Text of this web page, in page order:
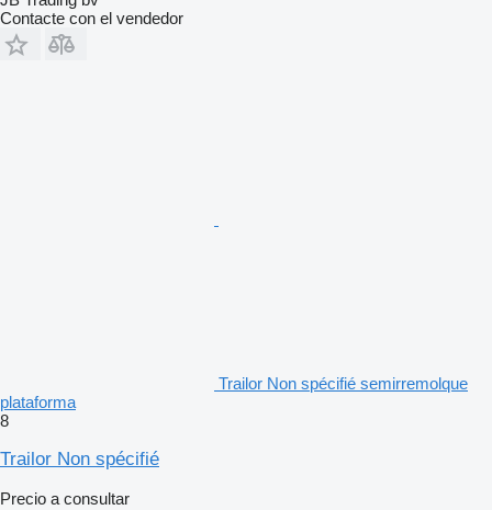
Contacte con el vendedor
Trailor Non spécifié semirremolque
plataforma
8
Trailor Non spécifié
Precio a consultar